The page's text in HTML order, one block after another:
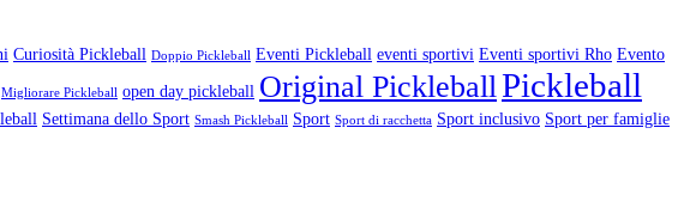
Curiosità Pickleball Doppio Pickleball Eventi Pickleball eventi sportivi Eventi sportivi Rho Evento
Migliorare Pickleball open day pickleball Original PickleballPickleball
Settimana dello Sport Smash Pickleball Sport Sport di racchetta Sport inclusivo Sport per famiglie